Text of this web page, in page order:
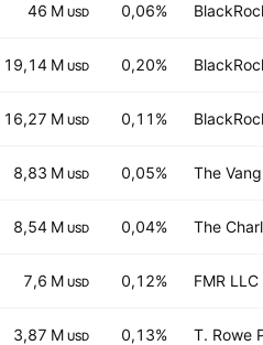
46 M USD 0,06%
19,14 M USD 0,20%
16,27 M USD 0,11%
8,83 M USD 0,05% The
8,54 M USD 0,04% The
7,6 M USD 0,12% FMR LLC
3,87 M USD 0,13% T. Rowe